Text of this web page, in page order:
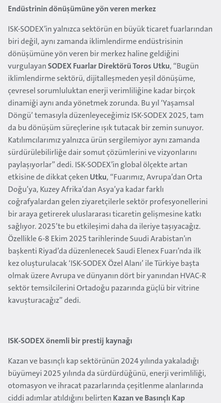
Endüstrinin dönüşümüne yön veren merkez
ISK-SODEX’in yalnızca sektörün en büyük ticaret fuarlarından
biri değil, aynı zamanda iklimlendirme endüstrisinin
dönüşümüne yön veren bir merkez haline geldiğini
vurgulayan SODEX Fuarlar Direktörü Toros Utku, “Bugün
iklimlendirme sektörü, dijitalleşmeden yeşil dönüşüme,
çevresel sorumluluktan enerji verimliliğine kadar birçok
dinamiği aynı anda yönetmek zorunda. Bu yıl ‘Yaşamsal
Döngü’ temasıyla düzenleyeceğimiz ISK-SODEX 2025, tam
da bu dönüşüm süreçlerine ışık tutacak bir zemin sunuyor.
Katılımcılarımız yalnızca ürün sergilemiyor aynı zamanda
sürdürülebilirliğe dair somut çözümlerini ve vizyonlarını
paylaşıyorlar” dedi. ISK-SODEX’in global ölçekte artan
etkisine de dikkat çeken Utku, “Fuarımız, Avrupa’dan Orta
Doğu’ya, Kuzey Afrika’dan Asya’ya kadar farklı
coğrafyalardan gelen ziyaretçilerle sektör profesyonellerini
bir araya getirerek uluslararası ticaretin gelişmesine katkı
sağlıyor. 2025’te bu etkileşimi daha da ileriye taşıyacağız.
Özellikle 6-8 Ekim 2025 tarihlerinde Suudi Arabistan’ın
başkenti Riyad’da düzenlenecek Saudi Elenex Fuarı’nda ilk
kez oluşturulacak ‘ISK-SODEX Özel Alanı’ ile Türkiye başta
olmak üzere Avrupa ve dünyanın dört bir yanından HVAC-R
sektör temsilcilerini Ortadoğu pazarında güçlü bir vitrine
kavuşturacağız” dedi.
ISK-SODEX önemli bir prestij kaynağı
Kazan ve basınçlı kap sektörünün 2024 yılında yakaladığı
büyümeyi 2025 yılında da sürdürdüğünü, enerji verimliliği,
otomasyon ve ihracat pazarlarında çeşitlenme alanlarında
ciddi adımlar atıldığını belirten Kazan ve Basınçlı Kap